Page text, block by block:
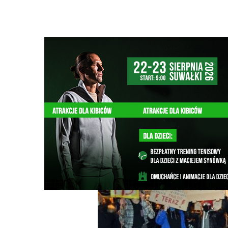
Ścieżka
nawigacyjna
Z ŻYCIA MIASTA
Kolejny protest na ulicach Suwałk